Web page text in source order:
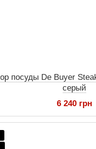
посуды De Buyer
серый
6 240 грн